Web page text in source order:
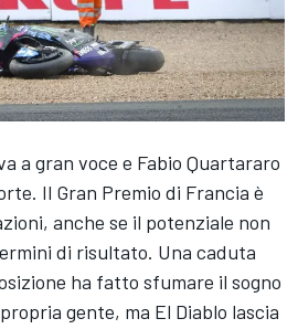
a gran voce e Fabio Quartararo
Il Gran Premio di Francia è
anche se il potenziale non
di risultato. Una caduta
ha fatto sfumare il sogno
gente, ma El Diablo lascia